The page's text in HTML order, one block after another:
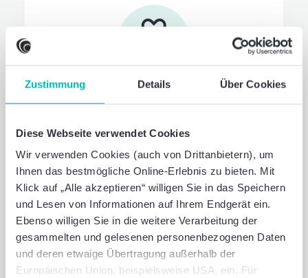
Zustimmung Details Über Cookies
Diese Webseite verwendet Cookies
Wir verwenden Cookies (auch von Drittanbietern), um
Ihnen das bestmögliche Online-Erlebnis zu bieten. Mit
Klick auf „Alle akzeptieren“ willigen Sie in das Speichern
und Lesen von Informationen auf Ihrem Endgerät ein.
Ebenso willigen Sie in die weitere Verarbeitung der
gesammelten und gelesenen personenbezogenen Daten
und deren etwaige Übertragung außerhalb der
Europäischen Union, beispielsweise USA, ein. Für
Familien­service
Wir unterstützen Sie und Ihre Familie in
Kinderbetreuung, bei der Pflege von
Angehörigen oder bei psychischen
Belastungen - unser Familienservice steht
Ihnen mit umfangreichen Beratungs- und
Vermittlungsleistungen zur Seite.